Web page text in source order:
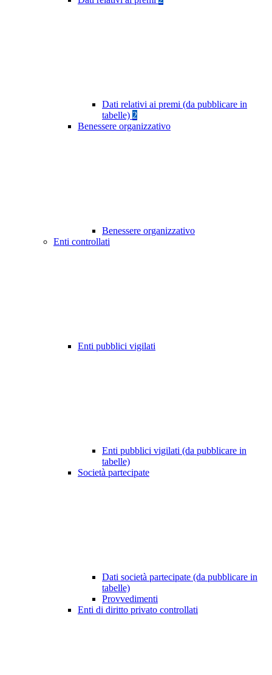
Dati relativi ai premi (da pubblicare in
tabelle) 2
Benessere organizzativo
Benessere organizzativo
Enti controllati
Enti pubblici vigilati
Enti pubblici vigilati (da pubblicare in
tabelle)
Società partecipate
Dati società partecipate (da pubblicare in
tabelle)
Provvedimenti
Enti di diritto privato controllati